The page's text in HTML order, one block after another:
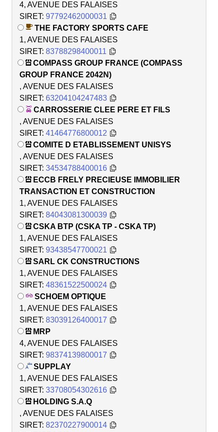
4, AVENUE DES FALAISES
SIRET: 97792462000031
THE FACTORY SPORTS CAFE
1, AVENUE DES FALAISES
SIRET: 83788298400011
COMPASS GROUP FRANCE (COMPASS
GROUP FRANCE 2042N)
, AVENUE DES FALAISES
SIRET: 63204104247483
CARROSSERIE CLEE PERE ET FILS
, AVENUE DES FALAISES
SIRET: 41464776800012
COMITE D ETABLISSEMENT UNISYS
, AVENUE DES FALAISES
SIRET: 34534788400016
ECCB FRELY PRECIEUSE IMMOBILIER
TRANSACTION ET CONSTRUCTION
1, AVENUE DES FALAISES
SIRET: 84043081300039
CSKA BTP (CSKA TP - CSKA TP)
1, AVENUE DES FALAISES
SIRET: 93438547700021
SARL CK CONSTRUCTIONS
1, AVENUE DES FALAISES
SIRET: 48361522500024
SCHOEM OPTIQUE
1, AVENUE DES FALAISES
SIRET: 83039126400017
MRP
4, AVENUE DES FALAISES
SIRET: 98374139800017
SUPPLAY
1, AVENUE DES FALAISES
SIRET: 33708054302616
HOLDING S.A.Q
, AVENUE DES FALAISES
SIRET: 82370227900014